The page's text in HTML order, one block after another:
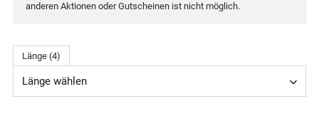
anderen Aktionen oder Gutscheinen ist nicht möglich.
Länge (4)
Länge wählen